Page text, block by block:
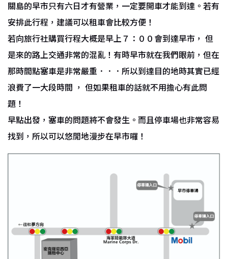
關島的早市只有六日才有營業，一定要開車才能到達。若有
安排此行程，建議可以租車會比較方便！
若向旅行社購買行程大概是早上７：００會到達早市， 但
是來的路上交通非常的混亂！有時早市就在我們眼前，但在
那時間點塞車是非常嚴重．．．所以到達目的地時其實已經
浪費了一大段時間 ， 但如果租車的話就不用擔心有此問
題！
早點出發，塞車的問題將不會發生。而且停車場也非常容易
找到，所以可以悠閒地漫步在早市囉！